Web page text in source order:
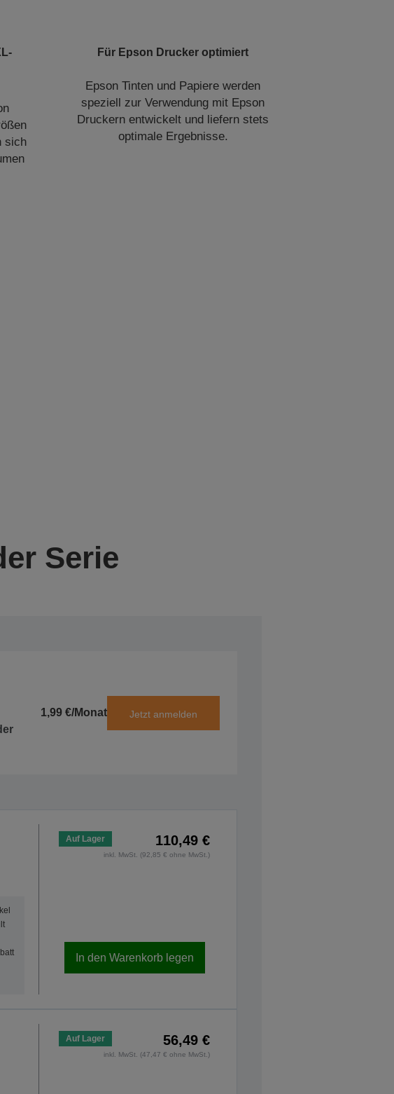
sich
Für Epson Drucker optimiert
Epson Tinten und Papiere werden
speziell zur Verwendung mit Epson
Druckern entwickelt und liefern stets
optimale Ergebnisse.
Serie
1,99 €/Monat Jetzt anmelden
Auf Lager 110,49 €
inkl. MwSt. (92,85 € ohne MwSt.)
In den Warenkorb legen
Auf Lager 56,49 €
inkl. MwSt. (47,47 € ohne MwSt.)